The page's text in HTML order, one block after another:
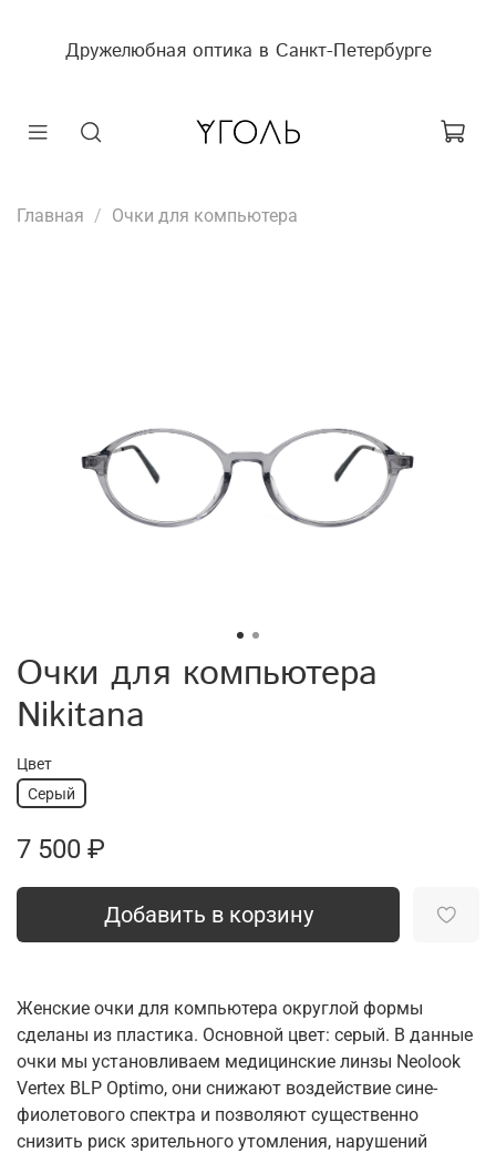
Дружелюбная оптика в Санкт-Петербурге
Главная Очки для компьютера
Очки для компьютера
Nikitana
Цвет
Серый
7 500 ₽
Добавить в корзину
Женские очки для компьютера округлой формы
сделаны из пластика. Основной цвет: серый. В данные
очки мы установливаем медицинские линзы Neolook
Vertex BLP Optimo, они снижают воздействие сине-
фиолетового спектра и позволяют существенно
снизить риск зрительного утомления, нарушений